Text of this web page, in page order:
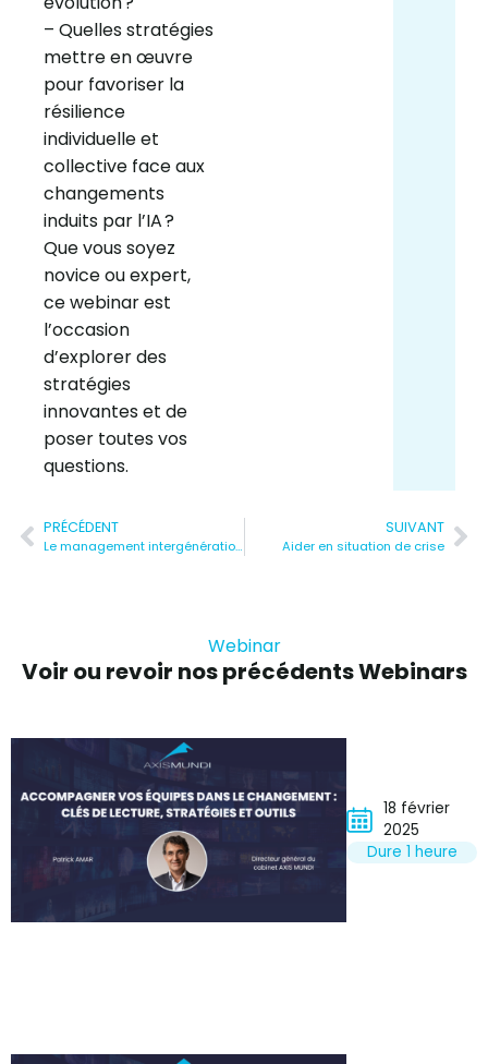
– Quelles stratégies
mettre en œuvre
pour favoriser la
résilience
individuelle et
collective face aux
changements
induits par l’IA ?
Que vous soyez
novice ou expert,
ce webinar est
l’occasion
d’explorer des
stratégies
innovantes et de
poser toutes vos
questions.
PRÉCÉDENT
Le management intergénérationnel
SUIVANT
Aider en situation de crise
Webinar
Voir ou revoir nos précédents Webinars
18 février
2025
Dure 1 heure